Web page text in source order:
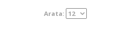
Arata: